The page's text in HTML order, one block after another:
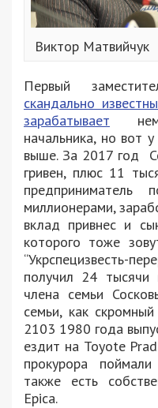
Виктор Матвийчук
Первый
скандально
зарабатывает
начальника, но вот
выше. За 2017 год
гривен, плюс 11
предприниматель
миллионерами,
вклад привнес и
которого тоже
“Укрспецизвесть-
получил 24
члена семьи
семьи, как
2103 1980 года
ездит на Toyote
прокурора
также есть
Epica.